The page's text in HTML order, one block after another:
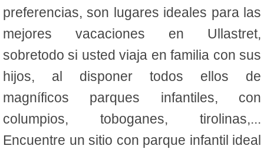
preferencias, son lugares ideales para las
mejores vacaciones en Ullastret,
sobretodo si usted viaja en familia con sus
hijos, al disponer todos ellos de
magníficos parques infantiles, con
columpios, toboganes, tirolinas,...
Encuentre un sitio con parque infantil ideal